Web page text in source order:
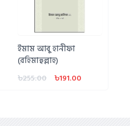
ইমাম আবু হানীফা
(রহিমাহুল্লাহ)
৳255.00
৳191.00